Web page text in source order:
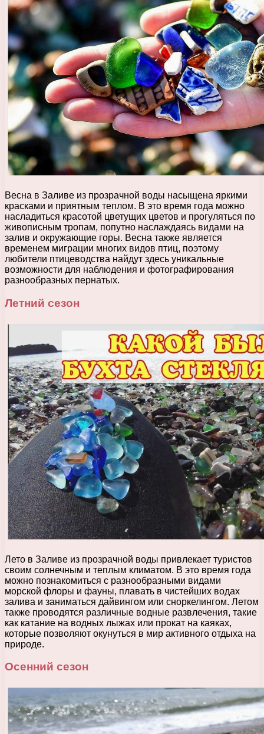
Весна в Заливе из прозрачной воды насыщена яркими
красками и приятным теплом. В это время года можно
насладиться красотой цветущих цветов и прогуляться по
живописным тропам, попутно наслаждаясь видами на
залив и окружающие горы. Весна также является
временем миграции многих видов птиц, поэтому
любители птицеводства найдут здесь уникальные
возможности для наблюдения и фотографирования
разнообразных пернатых.
Летний сезон
Лето в Заливе из прозрачной воды привлекает туристов
своим солнечным и теплым климатом. В это время года
можно познакомиться с разнообразными видами
морской флоры и фауны, плавать в чистейших водах
залива и заниматься дайвингом или сноркелингом. Летом
также проводятся различные водные развлечения, такие
как катание на водных лыжах или прокат на каяках,
которые позволяют окунуться в мир активного отдыха на
природе.
Осенний сезон